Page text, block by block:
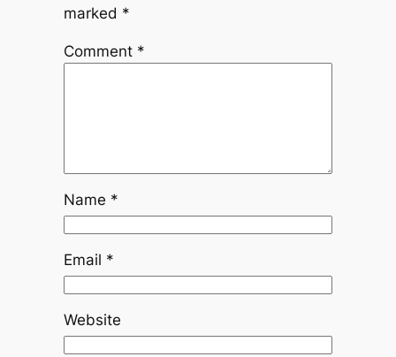
marked *
Comment *
Name *
Email *
Website